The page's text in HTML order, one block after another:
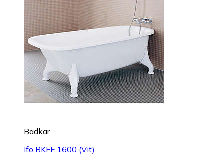
Badkar
Ifö BKFF 1600 (Vit)